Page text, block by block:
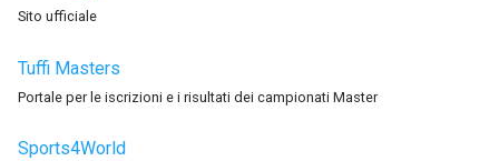
Sito ufficiale
Tuffi Masters
Portale per le iscrizioni e i risultati dei campionati Master
Sports4World